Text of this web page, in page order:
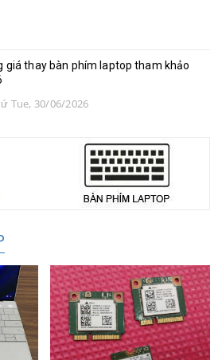
giá thay bàn phím laptop tham khảo
Tue, 30/06/2026